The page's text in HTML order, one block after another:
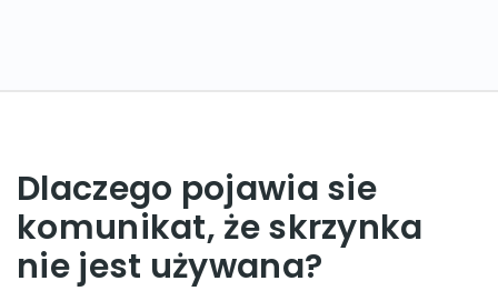
Dlaczego pojawia sie
komunikat, że skrzynka
nie jest używana?